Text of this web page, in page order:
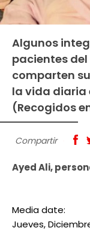
Algunos
pacientes
comparten
la vida diaria
(Recogidos
Compartir
Ayed Ali,
Media date:
Jueves,